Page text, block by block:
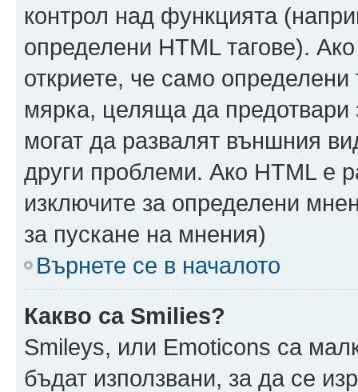
контрол над функцията
определени HTML тагове).
откриете, че само определени
мярка, целяща да предотвари
могат да развалят външния
други проблеми. Ако HTML е
изключите за определени
за пускане на мнения)
Върнете се в началото
Какво са Smilies?
Smileys, или Emoticons са
бъдат използвани, за да се